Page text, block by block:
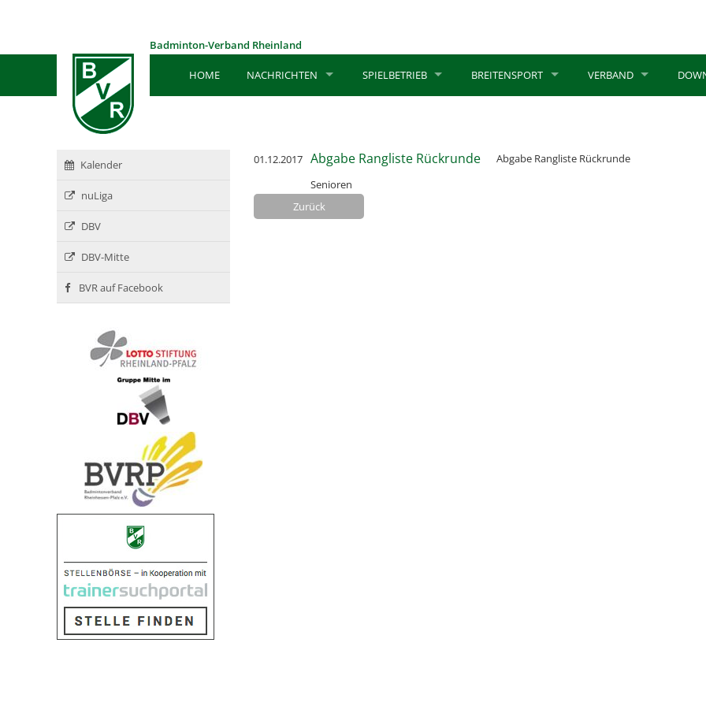
Badminton-Verband Rheinland
HOME NACHRICHTEN SPIELBETRIEB BREITENSPORT VERBAND
Kalender
nuLiga
DBV
DBV-Mitte
BVR auf Facebook
01.12.2017 Abgabe Rangliste Rückrunde
Abgabe Rangliste Rückrunde
Senioren
Zurück